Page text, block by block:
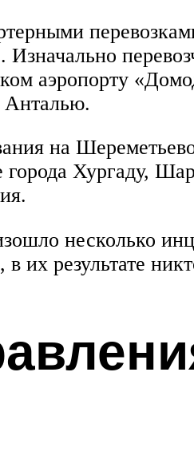
аэропорту
Анталью.
на
города Хургаду,
несколько
их результате